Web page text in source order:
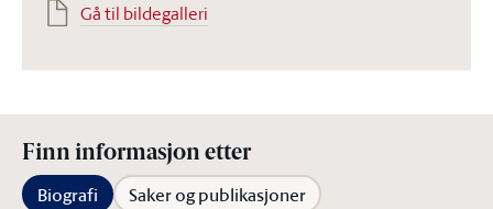
Gå til bildegalleri
Finn informasjon etter
Biografi Saker og publikasjoner